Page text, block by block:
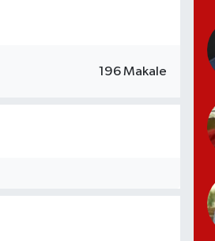
196 Makale